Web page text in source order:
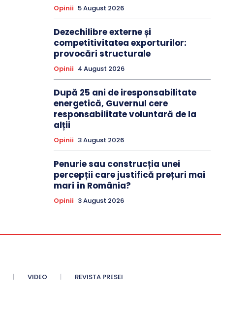
Opinii 5 August 2026
Dezechilibre externe și
competitivitatea exporturilor:
provocări structurale
Opinii 4 August 2026
După 25 ani de iresponsabilitate
energetică, Guvernul cere
responsabilitate voluntară de la
alții
Opinii 3 August 2026
Penurie sau construcția unei
percepții care justifică prețuri mai
mari în România?
Opinii 3 August 2026
VIDEO REVISTA PRESEI